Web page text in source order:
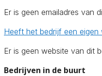
Er is geen emailadres van
Heeft het bedrijf een eigen
Er is geen website van dit
Bedrijven in de buurt